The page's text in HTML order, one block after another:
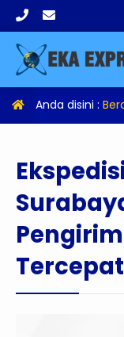
Anda disini :